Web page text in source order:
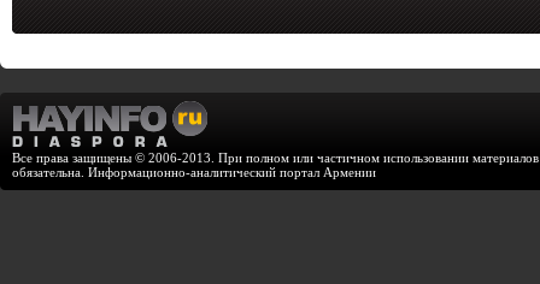
Все права защищены © 2006-2013. При полном или частичном использовании
обязательна. Информационно-аналитический портал Армении